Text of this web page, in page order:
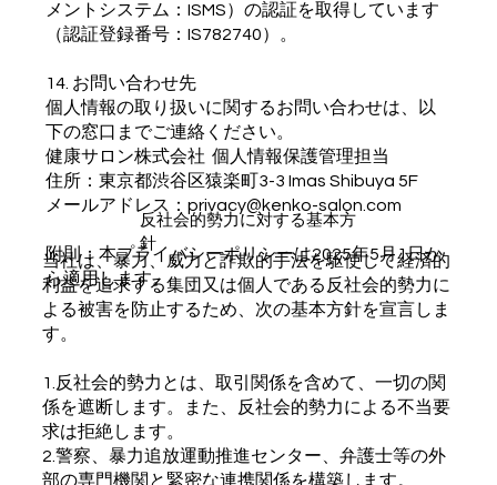
メントシステム：ISMS）の認証を取得しています
（認証登録番号：IS782740）。
14. お問い合わせ先
個人情報の取り扱いに関するお問い合わせは、以
下の窓口までご連絡ください。
健康サロン株式会社 個人情報保護管理担当
住所：東京都渋谷区猿楽町3-3 Imas Shibuya 5F
メールアドレス：privacy@kenko-salon.com
附則：本プライバシーポリシーは2025年5月1日か
ら適用します。
​反社会的勢力に対する基本方
針
当社は、暴力、威力と詐欺的手法を駆使して経済的
利益を追求する集団又は個人である反社会的勢力に
よる被害を防止するため、次の基本方針を宣言しま
す。
1.反社会的勢力とは、取引関係を含めて、一切の関
係を遮断します。また、反社会的勢力による不当要
求は拒絶します。
2.警察、暴力追放運動推進センター、弁護士等の外
部の専門機関と緊密な連携関係を構築します。